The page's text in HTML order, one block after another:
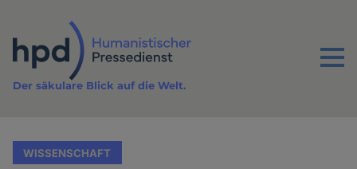
Inhalt
Menu
Der säkulare Blick auf die Welt.
WISSENSCHAFT